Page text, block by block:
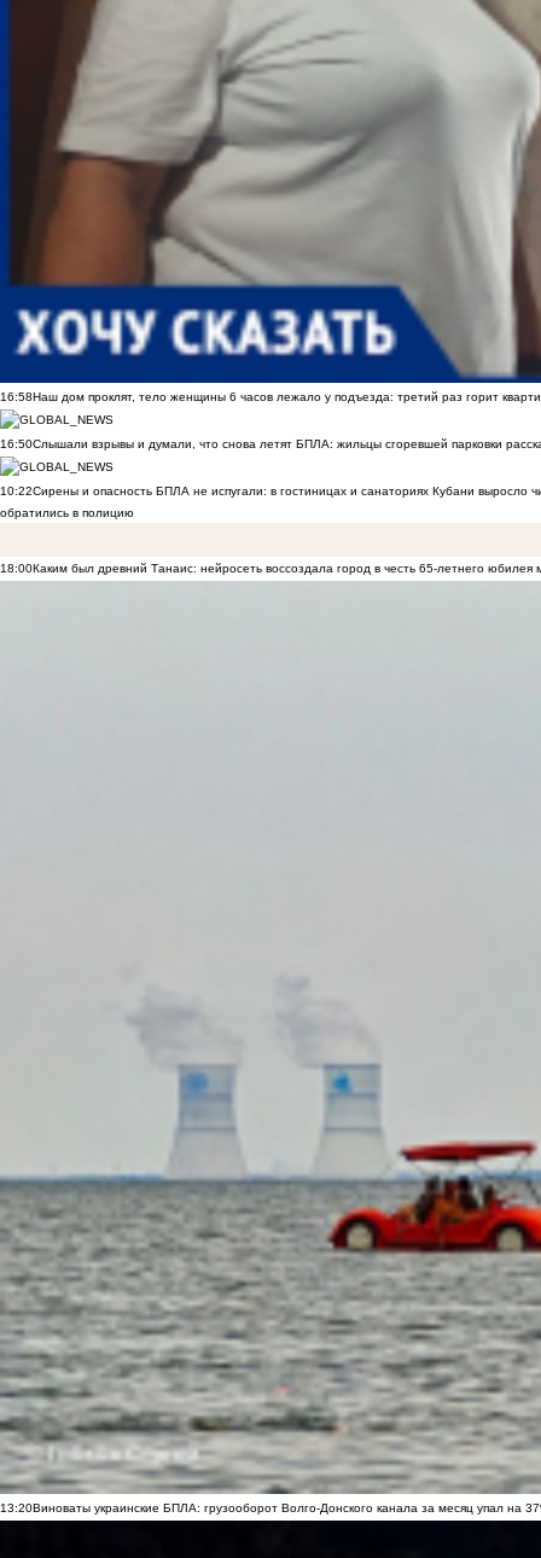
16:58Наш дом проклят, тело женщины 6 часов лежало у подъезда: третий раз горит
16:50Слышали взрывы и думали, что снова летят БПЛА: жильцы сгоревшей парковки
10:22Сирены и опасность БПЛА не испугали: в гостиницах и санаториях Кубани выросло
обратились в полицию
18:00Каким был древний Танаис: нейросеть воссоздала город в честь 65-летнего юбилея
13:20Виноваты украинские БПЛА: грузооборот Волго-Донского канала за месяц упал на